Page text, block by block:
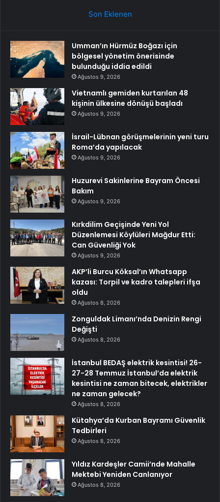
Son Eklenen
Umman’ın Hürmüz Boğazı için
bölgesel yönetim önerisinde
bulunduğu iddia edildi
Ağustos 9, 2026
Vietnamlı gemiden kurtarılan 48
kişinin ülkesine dönüşü başladı
Ağustos 9, 2026
İsrail-Lübnan görüşmelerinin yeni turu
Roma’da yapılacak
Ağustos 9, 2026
Huzurevi Sakinlerine Bayram Öncesi
Bakım
Ağustos 9, 2026
Kırkdilim Geçişinde Yeni Yol
Düzenlemesi Köylüleri Mağdur Etti:
Can Güvenliği Yok
Ağustos 9, 2026
AKP’li Burcu Köksal’ın Whatsapp
kazası: Torpil ve kadro talepleri ifşa
oldu
Ağustos 8, 2026
Zonguldak Limanı’nda Denizin Rengi
Değişti
Ağustos 8, 2026
İstanbul BEDAŞ elektrik kesintisi! 26-
27-28 Temmuz İstanbul’da elektrik
kesintisi ne zaman bitecek, elektrikler
ne zaman gelecek?
Ağustos 8, 2026
Kütahya’da Kurban Bayramı Güvenlik
Tedbirleri
Ağustos 8, 2026
Yıldız Kardeşler Camii’nde Mahalle
Mektebi Yeniden Canlanıyor
Ağustos 8, 2026